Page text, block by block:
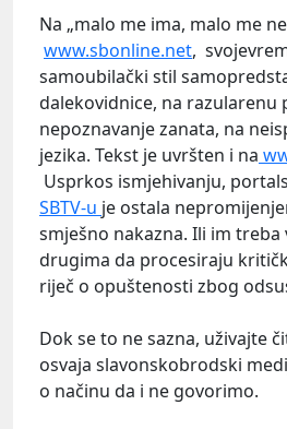
Na „malo me ima, malo me
www.sbonline.net,
samoubilački stil
dalekovidnice, na razularenu
nepoznavanje zanata, na
jezika. Tekst je uvršten i na
Usprkos ismjehivanju,
SBTV-u je ostala
smješno nakazna. Ili im treba
drugima da procesiraju
riječ o opuštenosti zbog
Dok se to ne sazna, uživajte
osvaja slavonskobrodski
o načinu da i ne govorimo.